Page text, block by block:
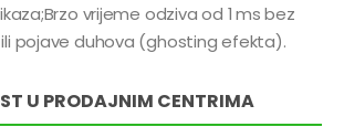
vrijeme odziva od 1 ms bez
pojave duhova (ghosting efekta).
U PRODAJNIM CENTRIMA